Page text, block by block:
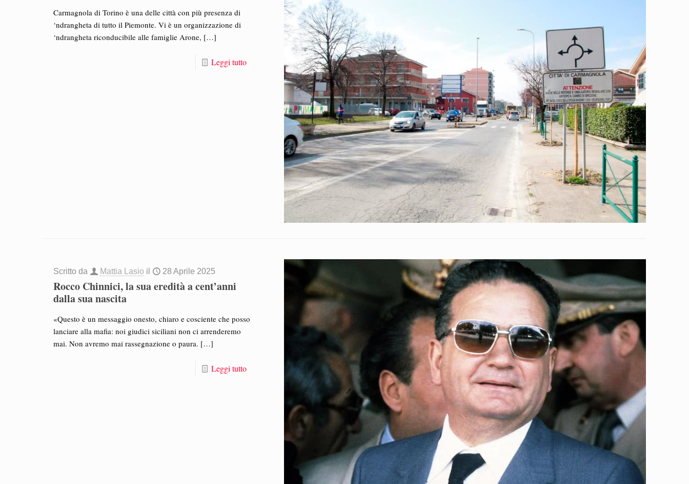
Carmagnola di Torino è una delle città con più presenza di
‘ndrangheta di tutto il Piemonte. Vi è un organizzazione di
‘ndrangheta riconducibile alle famiglie Arone, […]
Leggi tutto
Scritto da Mattia Lasio il 28 Aprile 2025
Rocco Chinnici, la sua eredità a cent’anni
dalla sua nascita
«Questo è un messaggio onesto, chiaro e cosciente che posso
lanciare alla mafia: noi giudici siciliani non ci arrenderemo
mai. Non avremo mai rassegnazione o paura. […]
Leggi tutto